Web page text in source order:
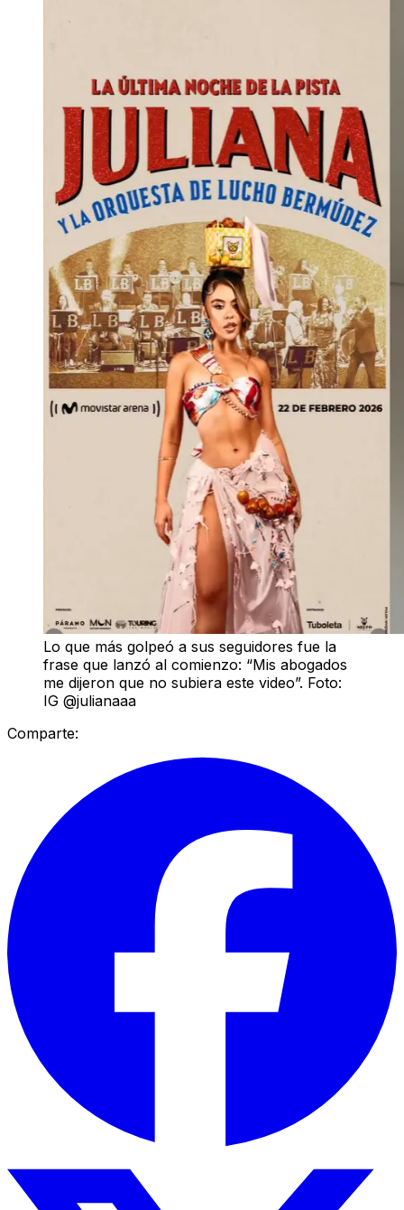
Lo que más golpeó a sus seguidores fue la
frase que lanzó al comienzo: “Mis abogados
me dijeron que no subiera este video”. Foto:
IG @julianaaa
Comparte: